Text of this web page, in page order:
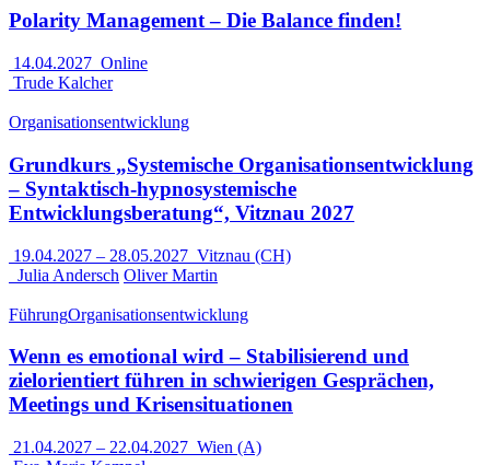
Polarity Management – Die Balance finden!
14.04.2027 Online
Trude Kalcher
Organisationsentwicklung
Grundkurs „Systemische Organisationsentwicklung
– Syntaktisch-hypnosystemische
Entwicklungsberatung“, Vitznau 2027
19.04.2027 – 28.05.2027 Vitznau (CH)
Julia Andersch Oliver Martin
FührungOrganisationsentwicklung
Wenn es emotional wird – Stabilisierend und
zielorientiert führen in schwierigen Gesprächen,
Meetings und Krisensituationen
21.04.2027 – 22.04.2027 Wien (A)